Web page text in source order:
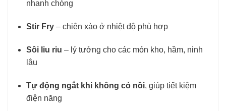
nhanh chóng
Stir Fry– chiên xào ở nhiệt độ phù hợp
Sôi liu riu – lý tưởng cho các món kho, hầm, ninh
lâu
Tự động ngắt khi không có nồi, giúp tiết kiệm
điện năng